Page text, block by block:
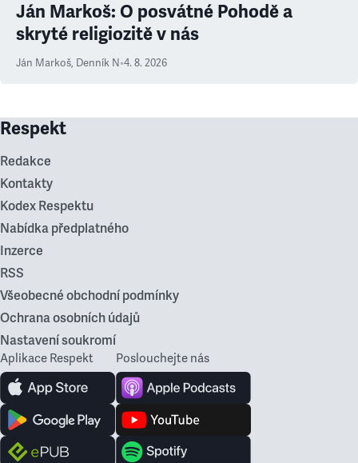
Ján Markoš: O posvátné Pohodě a
skryté religiozitě v nás
Ján Markoš, Denník N•4. 8. 2026
Respekt
Redakce
Kontakty
Kodex Respektu
Nabídka předplatného
Inzerce
RSS
Všeobecné obchodní podmínky
Ochrana osobních údajů
Nastavení soukromí
Aplikace Respekt Poslouchejte nás